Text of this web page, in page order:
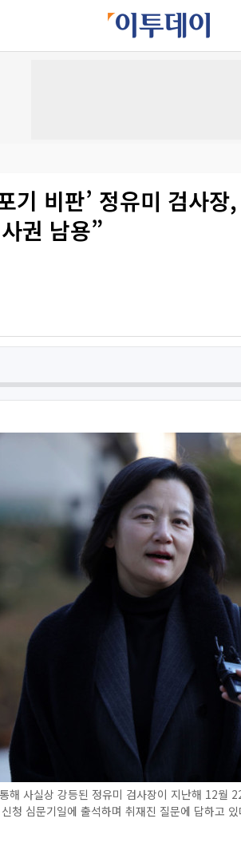
기 비판’ 정유미 검사
권 남용”
해 사실상 강등된 정유미 검사장이 지난해 12월
청 심문기일에 출석하며 취재진 질문에 답하고